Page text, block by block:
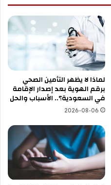
لماذا لا يظهر التأمين الصحي
برقم الهوية بعد إصدار الإقامة
في السعودية؟.. الأسباب والحل
2026-08-06